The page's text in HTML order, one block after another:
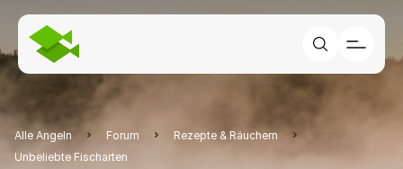
Alle Angeln Forum
Rezepte & Räuchern
Unbeliebte Fischarten